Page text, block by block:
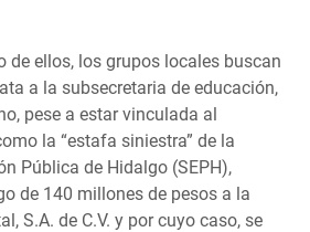
de ellos, los grupos locales buscan
a la subsecretaria de educación,
pese a estar vinculada al
la “estafa siniestra” de la
Pública de Hidalgo (SEPH),
de 140 millones de pesos a la
S.A. de C.V. y por cuyo caso, se